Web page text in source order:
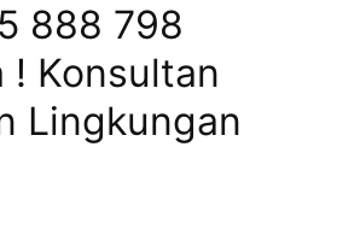
888 798
! Konsultan
Lingkungan